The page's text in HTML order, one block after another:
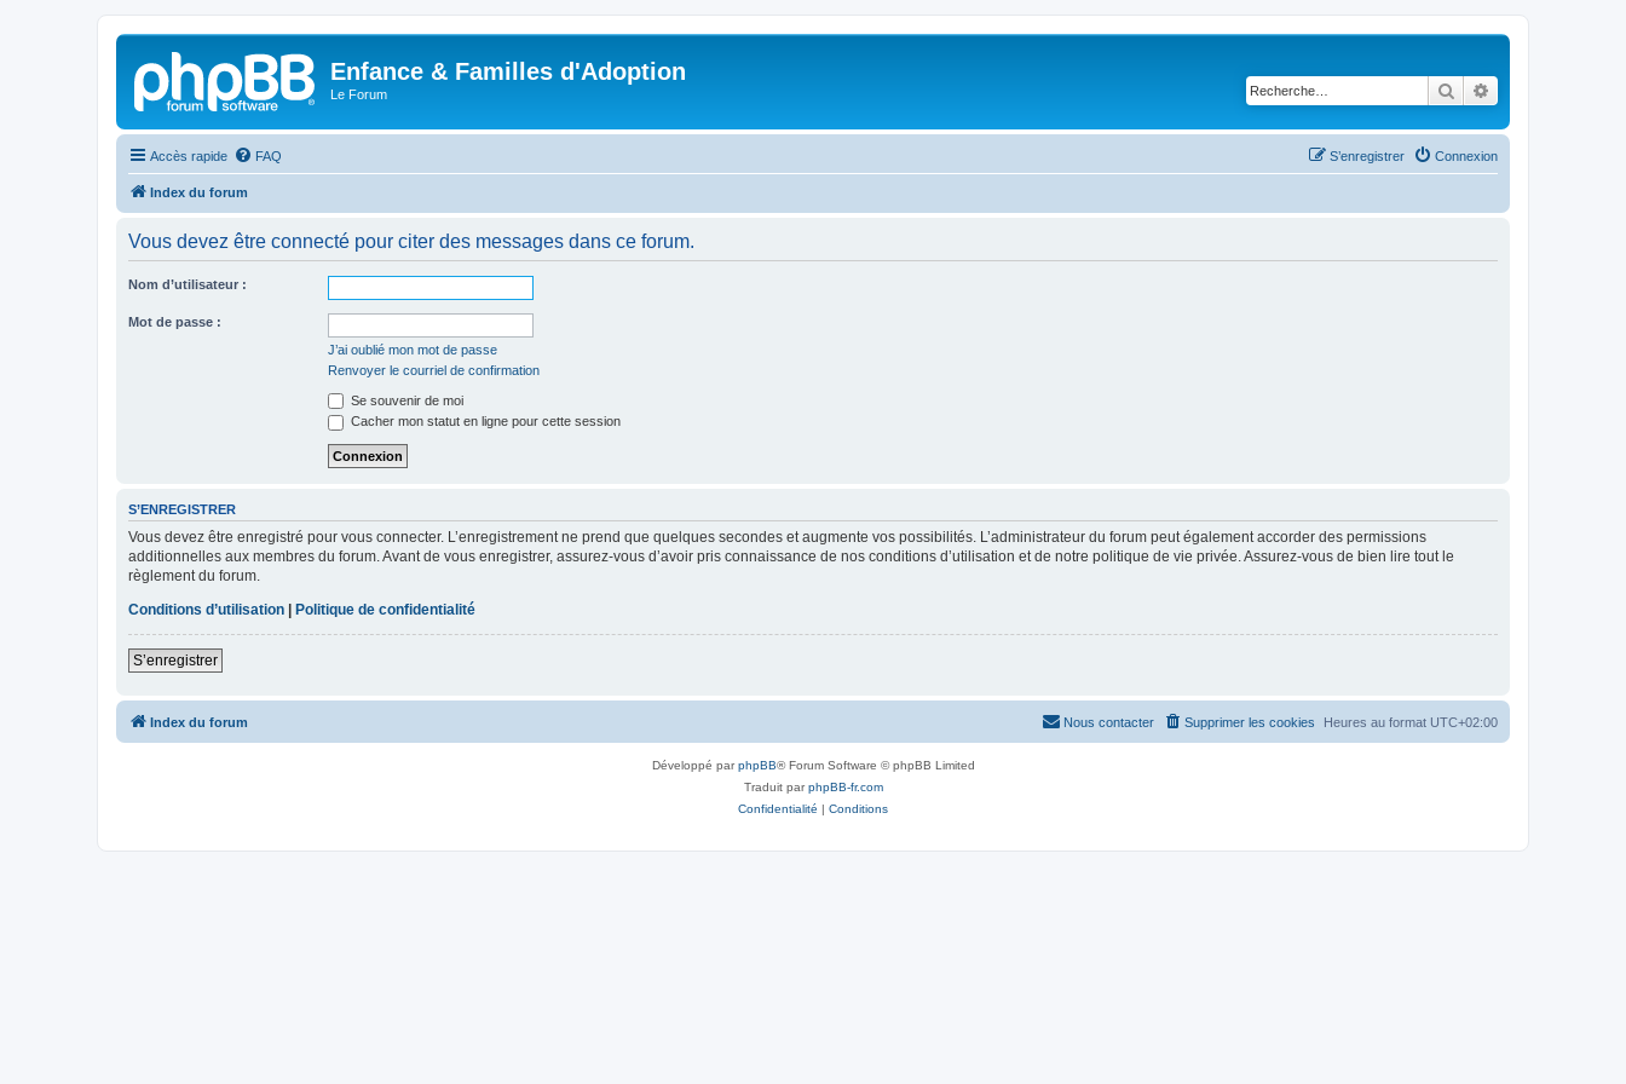
Enfance & Familles d'Adoption
Le Forum Rechercher
Accès rapide FAQ Connexion
S’enregistrer
Index du forum
Vous devez être connecté pour citer des messages dans ce forum.
Nom d’utilisateur :
Mot de passe :
J’ai oublié mon mot de passe
Renvoyer le courriel de confirmation
Se souvenir de moi
Cacher mon statut en ligne pour cette session
S’ENREGISTRER
Vous devez être enregistré pour vous connecter. L’enregistrement ne prend que quelques secondes et augmente vos possibilités. L’administrateur du forum peut également accorder des permissions
additionnelles aux membres du forum. Avant de vous enregistrer, assurez-vous d’avoir pris connaissance de nos conditions d’utilisation et de notre politique de vie privée. Assurez-vous de bien lire tout le
règlement du forum.
Conditions d’utilisation
Politique de confidentialité
S’enregistrer
Index du forum Heures au format UTC+02:00
Supprimer les cookies
Nous contacter
Développé parphpBB® Forum Software © phpBB Limited
Traduit parphpBB-fr.com
Confidentialité | Conditions